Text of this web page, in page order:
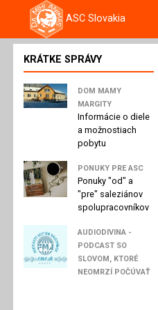
ASC Slovakia
KRÁTKE SPRÁVY
DOM MAMY
MARGITY
Informácie o diele
a možnostiach
pobytu
PONUKY PRE ASC
Ponuky "od" a
"pre" saleziánov
spolupracovníkov
AUDIODIVINA -
PODCAST SO
SLOVOM, KTORÉ
NEOMRZÍ POČÚVAŤ